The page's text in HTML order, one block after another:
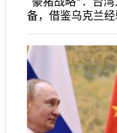
备，借鉴乌克兰